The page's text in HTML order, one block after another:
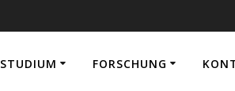
STUDIUM FORSCHUNG